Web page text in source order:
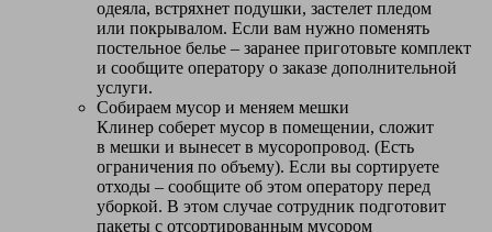
одеяла, встряхнет подушки, застелет пледом
или покрывалом. Если вам нужно поменять
постельное белье – заранее приготовьте комплект
и сообщите оператору о заказе дополнительной
услуги.
Собираем мусор и меняем мешки
Клинер соберет мусор в помещении, сложит
в мешки и вынесет в мусоропровод. (Есть
ограничения по объему). Если вы сортируете
отходы – сообщите об этом оператору перед
уборкой. В этом случае сотрудник подготовит
пакеты с отсортированным мусором